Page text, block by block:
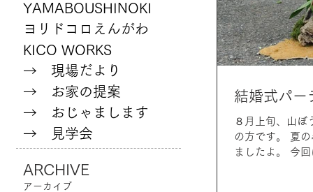
YAMABOUSHINOKI
ヨリドコロえんがわ
KICO WORKS
→ 現場だより
→ お家の提案
→ おじゃまします
→ 見学会
ARCHIVE
アーカイブ
結婚式パー
８月上旬、山ぼ
の方です。 夏
ましたよ。 今